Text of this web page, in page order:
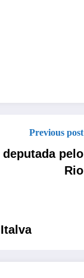
Previous post
pelo
Rio